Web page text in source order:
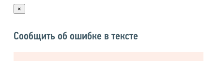
×
Сообщить об ошибке в тексте